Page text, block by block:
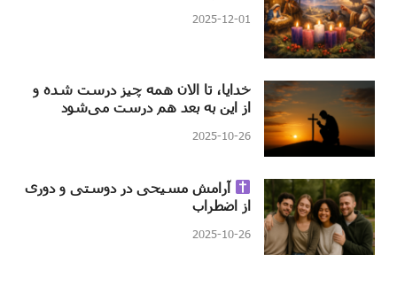
2025-12-01
خدایا، تا الان همه چیز درست شده و
از این به بعد هم درست می‌شود
2025-10-26
آرامش مسیحی در دوستی و دوری
از اضطراب
2025-10-26